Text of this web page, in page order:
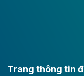
lực phát triển
Long Thành
Trang thông tin